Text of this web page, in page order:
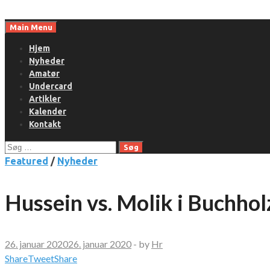
toMain Menu
Hjem
Nyheder
Amatør
Undercard
Artikler
Kalender
Kontakt
Søg
efter:
Featured / Nyheder
Hussein vs. Molik i
26. januar 202026. januar 2020 - by Hr
ShareTweetShare